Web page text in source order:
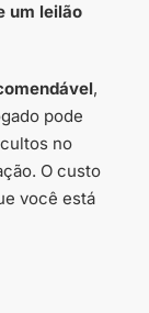
um leilão
,
pode
no
O custo
você está